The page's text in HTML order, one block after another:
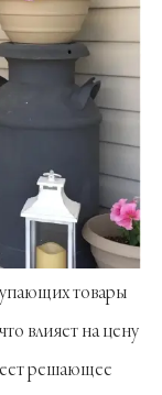
товары
влияет на цену
решающее